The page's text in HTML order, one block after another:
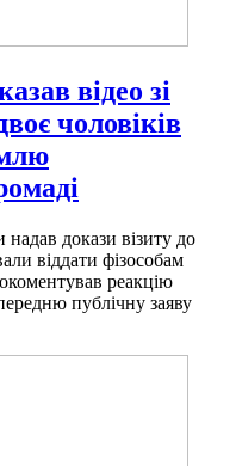
відео зі
чоловіків
докази візиту до
віддати фізособам
реакцію
публічну заяву